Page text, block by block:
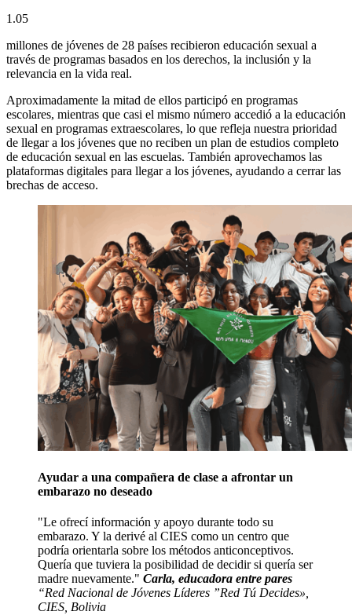
1.05
millones de jóvenes de 28 países recibieron educación sexual a
través de programas basados en los derechos, la inclusión y la
relevancia en la vida real.
Aproximadamente la mitad de ellos participó en programas
escolares, mientras que casi el mismo número accedió a la educación
sexual en programas extraescolares, lo que refleja nuestra prioridad
de llegar a los jóvenes que no reciben un plan de estudios completo
de educación sexual en las escuelas. También aprovechamos las
plataformas digitales para llegar a los jóvenes, ayudando a cerrar las
brechas de acceso.
Ayudar a una compañera de clase a afrontar un
embarazo no deseado
Le ofrecí información y apoyo durante todo su
embarazo. Y la derivé al CIES como un centro que
podría orientarla sobre los métodos anticonceptivos.
Quería que tuviera la posibilidad de decidir si quería ser
madre nuevamente.
Carla, educadora entre pares
“Red Nacional de Jóvenes Líderes ”Red Tú Decides»,
CIES, Bolivia